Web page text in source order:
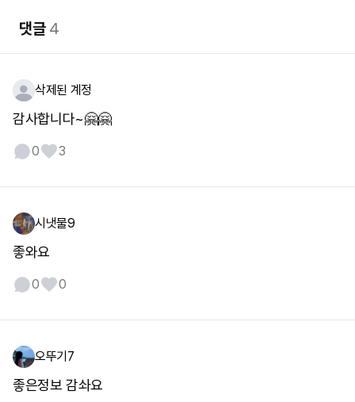
댓글4
삭제된 계정
감사합니다~🤗🤗
0 3
시냇물9
좋와요
0 0
오뚜기7
좋은정보 감솨요